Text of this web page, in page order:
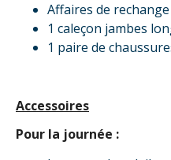
Affaires de
1 caleçon jambes
1 paire de
Accessoires
Pour la journée :